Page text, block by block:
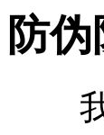
防
我